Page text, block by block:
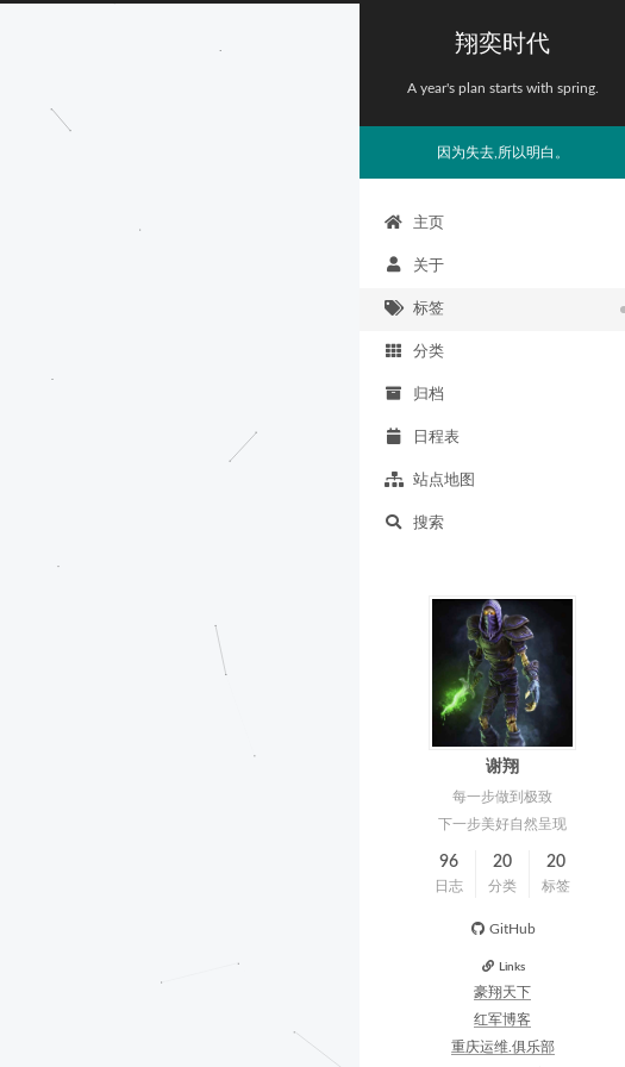
翔奕时代
A year's plan starts with spring.
因为失去,所以明白。
主页
关于
标签
分类
归档
日程表
站点地图
搜索
谢翔
每一步做到极致
下一步美好自然呈现
96
日志
20
分类
20
标签
GitHub
Links
豪翔天下
红军博客
重庆运维.俱乐部